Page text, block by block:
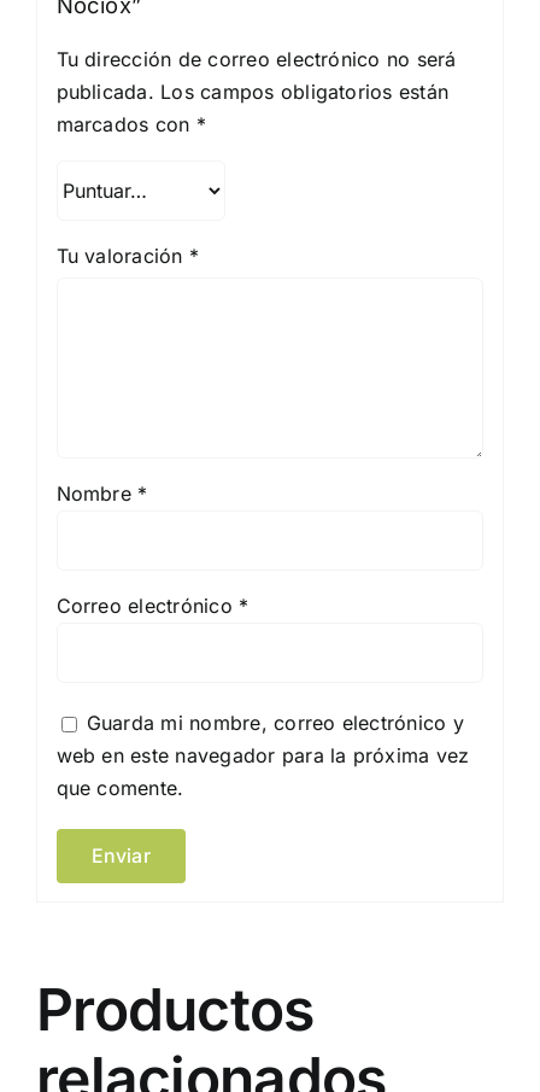
Tu dirección de correo electrónico no será
publicada. Los campos obligatorios están
marcados con *
Tu valoración *
Nombre *
Correo electrónico *
Guarda mi nombre, correo electrónico y
web en este navegador para la próxima vez
que comente.
Productos